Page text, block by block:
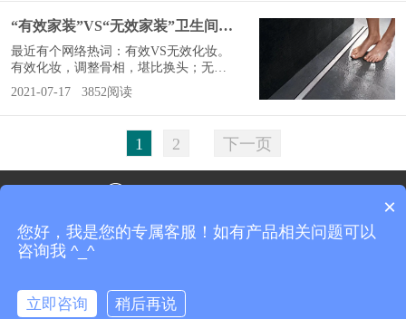
telLutetia,经过历时四年的翻新华丽转
身，这栋酒店建造于1910年，旅行者可
以在这个梦幻空间中和毕加索、海明威
等历史名流来一次跨时空的亲密邂逅。
为了让入住的客人拥有舒适的如厕体
验，这
“有效家装”VS“无效家装”卫生间装修图鉴
最近有个网络热词：有效VS无效化妆。
有效化妆，调整骨相，堪比换头；无效
化妆，如同打翻调色盘，脸部瑕疵甚至
会更明显。装修和美妆虽然领域不同却
有同样的问题，以卫生间为例：无效装
修，用了一堆高级的卫浴产品，但堵、
漏、吵、臭，能踩的雷一个不落；有效
住的人却心旷神怡。这两者的差别在哪
能给沐浴者带来极致
2021-07-17 3852阅读
1 2 下一页
触屏版 电脑版
回到顶部
×
您好，我是您的专属客服！如有产品相关问题可以
咨询我 ^_^
立即咨询 稍后再说